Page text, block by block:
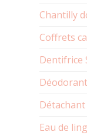
Chantilly
Coffrets
Dentifrice
Eau de